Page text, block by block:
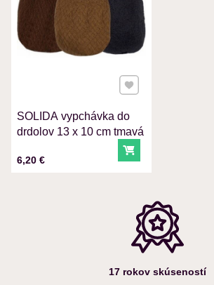
VAŠA OTÁZKA K PRODUKTU
Odoslať
SOLIDA vypchávka do
drdolov 13 x 10 cm tmavá
Cena s DPH
6,20 € Do košíka
Pridať k Obľúbeným
17 rokov skúseností